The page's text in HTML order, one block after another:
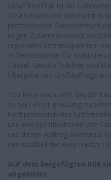
easyTRAKTOR ist bei
Deutschland und Österreich
professionelle
engen Zusammenarbeit
regionalen Vertriebspartnern
IH Vertriebsleiter für Traktoren
Hassel, Geschäftsführer von
Übergabe des Großauftrags an
"Ich freue mich sehr, bei der
zu sein. Es ist großartig zu
hochprofessionelles
und den Spezifikationen von
uns diesen Auftrag anvertraut
den Großteil der easyTraktor-
Auf dem beigefügten Bild
abgebildet: